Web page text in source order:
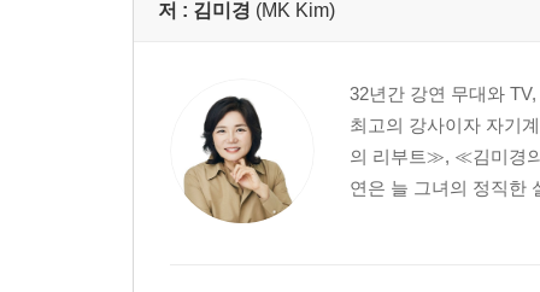
저 : 김미경 (MK Kim)
32년간 강연 무대와
최고의 강사이자 자기
의 리부트≫, ≪김미경
연은 늘 그녀의 정직한